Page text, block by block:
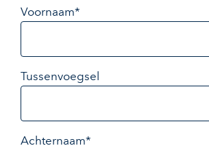
Voornaam*
Tussenvoegsel
Achternaam*